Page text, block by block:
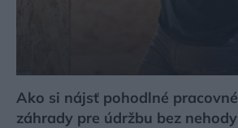
Ako si nájsť pohodlné
záhrady pre údržbu bez